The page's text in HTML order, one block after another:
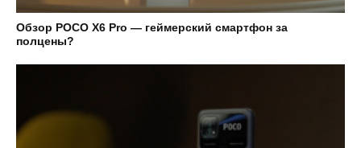
Обзор POCO X6 Pro — геймерский смартфон за
полцены?